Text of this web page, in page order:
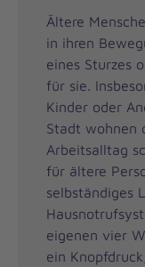
Ältere
in ihren
eines Sturzes
für sie.
Kinder oder
Stadt wohnen
Arbeitsalltag
für ältere
selbständiges
eigenen vier
ein